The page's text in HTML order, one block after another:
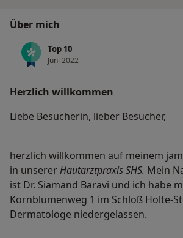
Über mich
Top 10
Juni 2022
Herzlich willkommen
Liebe Besucherin, lieber Besucher,
herzlich willkommen auf meinem
in unsererHautarztpraxis SHS. Mein
ist Dr. Siamand Baravi und ich habe
Kornblumenweg 1 im Schloß Holte-
Dermatologe niedergelassen.